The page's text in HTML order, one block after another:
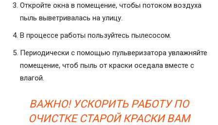
Откройте окна в помещение, чтобы потоком воздуха
пыль выветривалась на улицу.
В процессе работы пользуйтесь пылесосом.
Периодически с помощью пульверизатора увлажняйте
помещение, чтоб пыль от краски оседала вместе с
влагой.
ВАЖНО! УСКОРИТЬ РАБОТУ ПО
ОЧИСТКЕ СТАРОЙ КРАСКИ ВАМ